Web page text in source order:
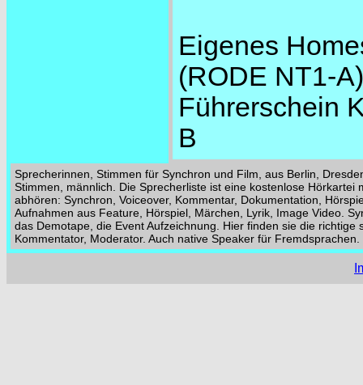
Eigenes
(RODE NT1-A)
Führerschein
B
Sprecherinnen, Stimmen für Synchron und Film, aus Berlin,
Stimmen, männlich. Die Sprecherliste ist eine kostenlose
abhören: Synchron, Voiceover, Kommentar, Dokumentation,
Aufnahmen aus Feature, Hörspiel, Märchen, Lyrik, Image Video.
das Demotape, die Event Aufzeichnung. Hier finden sie die
Kommentator, Moderator. Auch native Speaker für Fremdsprachen.